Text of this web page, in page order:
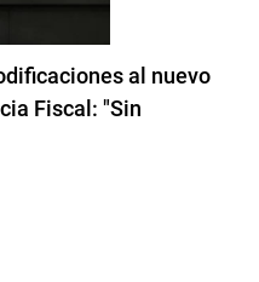
al nuevo
Fiscal: "Sin